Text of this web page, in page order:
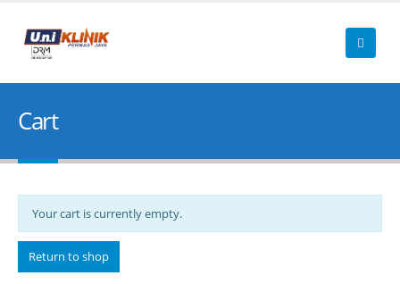
Cart
Your cart is currently empty.
Return to shop